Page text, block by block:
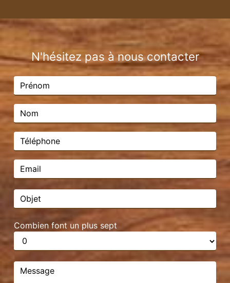
N'hésitez pas à nous contacter
Combien font un plus sept